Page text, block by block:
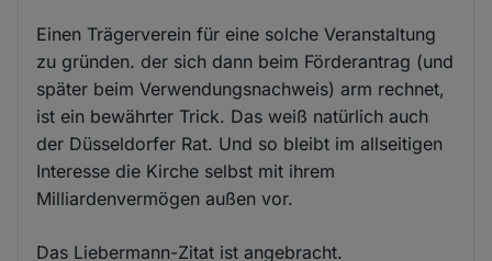
Einen Trägerverein für eine solche Veranstaltung
zu gründen. der sich dann beim Förderantrag (und
später beim Verwendungsnachweis) arm rechnet,
ist ein bewährter Trick. Das weiß natürlich auch
der Düsseldorfer Rat. Und so bleibt im allseitigen
Interesse die Kirche selbst mit ihrem
Milliardenvermögen außen vor.
Das Liebermann-Zitat ist angebracht.